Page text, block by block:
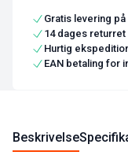
Gratis levering
14 dages returret
Hurtig
EAN betaling for
Beskrivelse